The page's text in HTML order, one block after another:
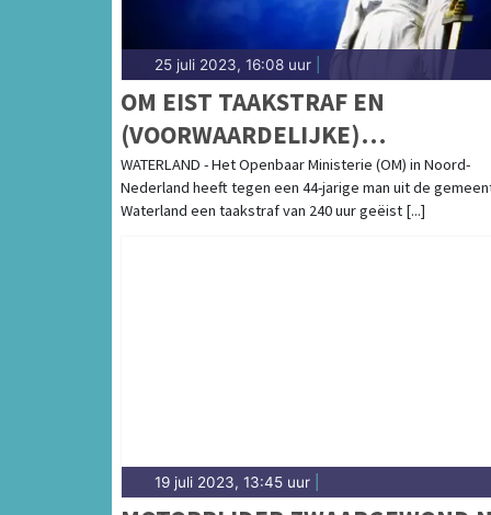
25 juli 2023, 16:08 uur
OM EIST TAAKSTRAF EN
(VOORWAARDELIJKE)
GEVANGENISSTRAF TEGEN
WATERLAND - Het Openbaar Ministerie (OM) in Noord-
Nederland heeft tegen een 44-jarige man uit de
Waterland een taakstraf van 240 uur geëist [...]
19 juli 2023, 13:45 uur